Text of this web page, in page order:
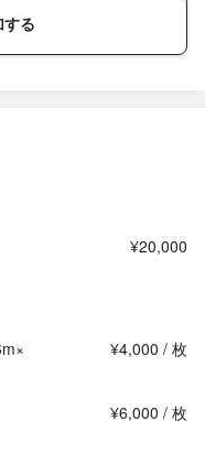
する
¥20,000
¥4,000 / 枚
¥6,000 / 枚